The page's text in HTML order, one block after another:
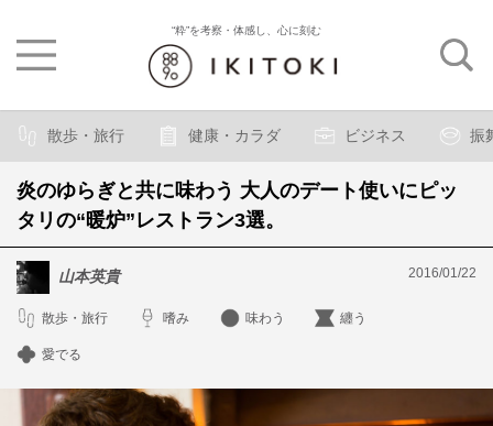
“粋”を考察・体感し、心に刻む
散歩・旅行 健康・カラダ ビジネス 振
炎のゆらぎと共に味わう 大人のデート使いにピッ
タリの“暖炉”レストラン3選。
山本英貴 2016/01/22
散歩・旅行 嗜み 味わう 纏う
愛でる